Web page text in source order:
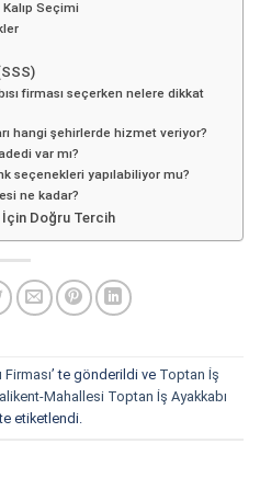
Seçimi
firması seçerken nelere dikkat
hangi şehirlerde hizmet veriyor?
var mı?
seçenekleri yapılabiliyor mu?
ne kadar?
İçin Doğru Tercih
’ te gönderildi ve Toptan İş
Mahallesi Toptan İş Ayakkabı
te etiketlendi.